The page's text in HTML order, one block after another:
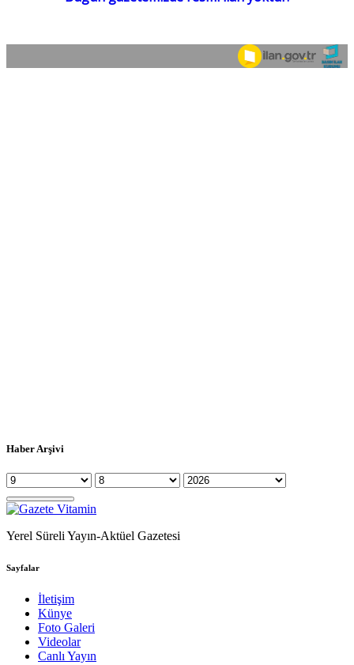
Haber Arşivi
Yerel Süreli Yayın-Aktüel Gazetesi
Sayfalar
İletişim
Künye
Foto Galeri
Videolar
Canlı Yayın